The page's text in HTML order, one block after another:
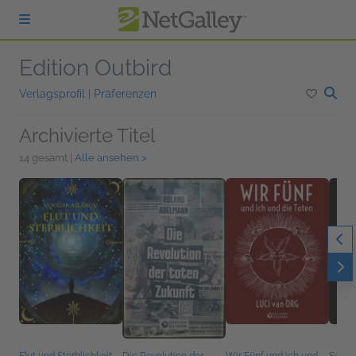
zum Hauptinhalt springen
Edition Outbird
Verlagsprofil Präferenzen
Archivierte Titel
14 gesamt | Alle ansehen >